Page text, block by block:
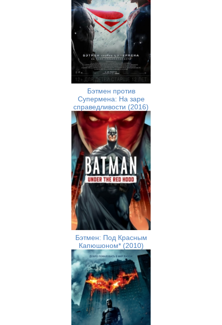
Бэтмен против
Супермена: На заре
справедливости (2016)
Бэтмен: Под Красным
Капюшоном* (2010)